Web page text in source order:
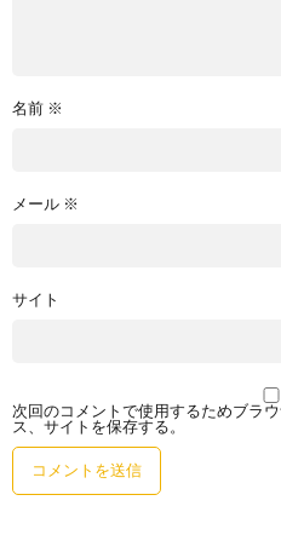
名前 ※
メール ※
サイト
次回のコメントで使用するためブラ
ス、サイトを保存する。